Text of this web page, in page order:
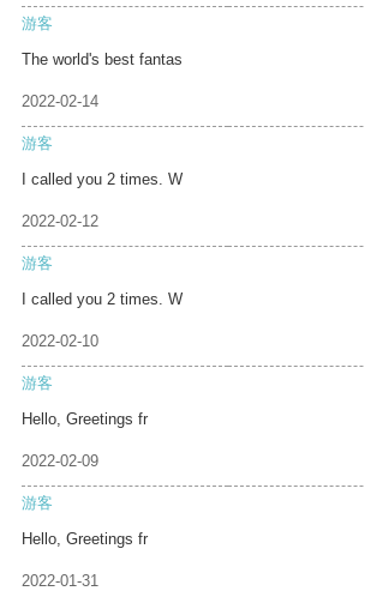
游客
The world's best fantas
2022-02-14
游客
I called you 2 times. W
2022-02-12
游客
I called you 2 times. W
2022-02-10
游客
Hello, Greetings fr
2022-02-09
游客
Hello, Greetings fr
2022-01-31